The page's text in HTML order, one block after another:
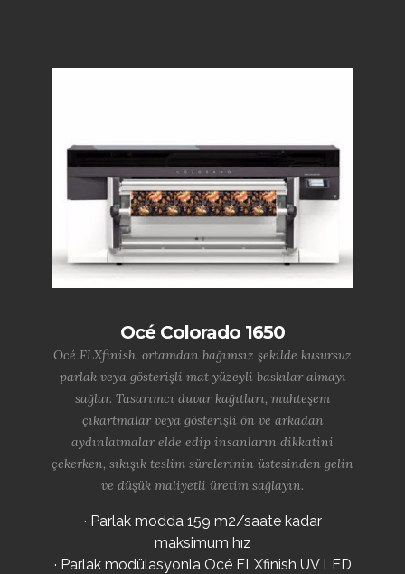
Océ Colorado 1650
Océ FLXfinish, ortamdan bağımsız şekilde kusursuz
parlak veya gösterişli mat yüzeyli baskılar almayı
sağlar. Tasarımcı duvar kağıtları, muhteşem
çıkartmalar veya gösterişli ön ve arkadan
aydınlatmalar elde edip insanların dikkatini
çekerken, sıkışık teslim sürelerinin üstesinden gelin
ve düşük maliyetli üretim sağlayın.
· Parlak modda 159 m2/saate kadar
maksimum hız
· Parlak modülasyonla Océ FLXfinish UV LED